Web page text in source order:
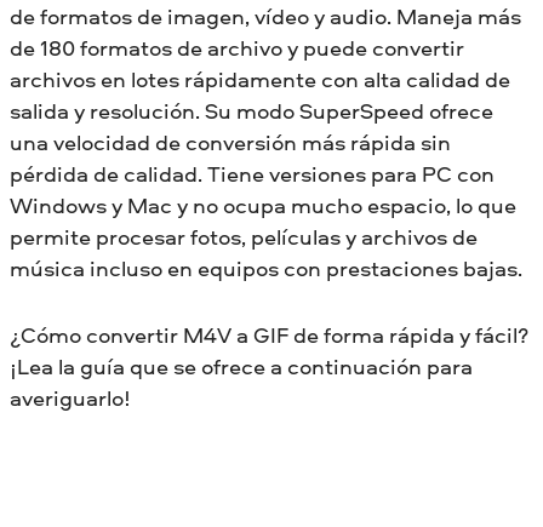
de formatos de imagen, vídeo y audio. Maneja más
de 180 formatos de archivo y puede convertir
archivos en lotes rápidamente con alta calidad de
salida y resolución. Su modo SuperSpeed ofrece
una velocidad de conversión más rápida sin
pérdida de calidad. Tiene versiones para PC con
Windows y Mac y no ocupa mucho espacio, lo que
permite procesar fotos, películas y archivos de
música incluso en equipos con prestaciones bajas.
¿Cómo convertir M4V a GIF de forma rápida y fácil?
¡Lea la guía que se ofrece a continuación para
averiguarlo!